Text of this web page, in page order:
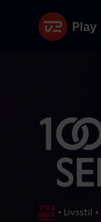
• Livsstil •